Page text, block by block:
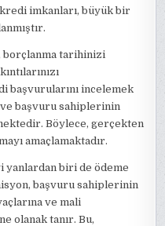
imkanları, büyük bir
borçlanma tarihinizi
başvurularını incelemek
başvuru sahiplerinin
Böylece, gerçekten
amaçlamaktadır.
yanlardan biri de ödeme
başvuru sahiplerinin
ve mali
olanak tanır. Bu,